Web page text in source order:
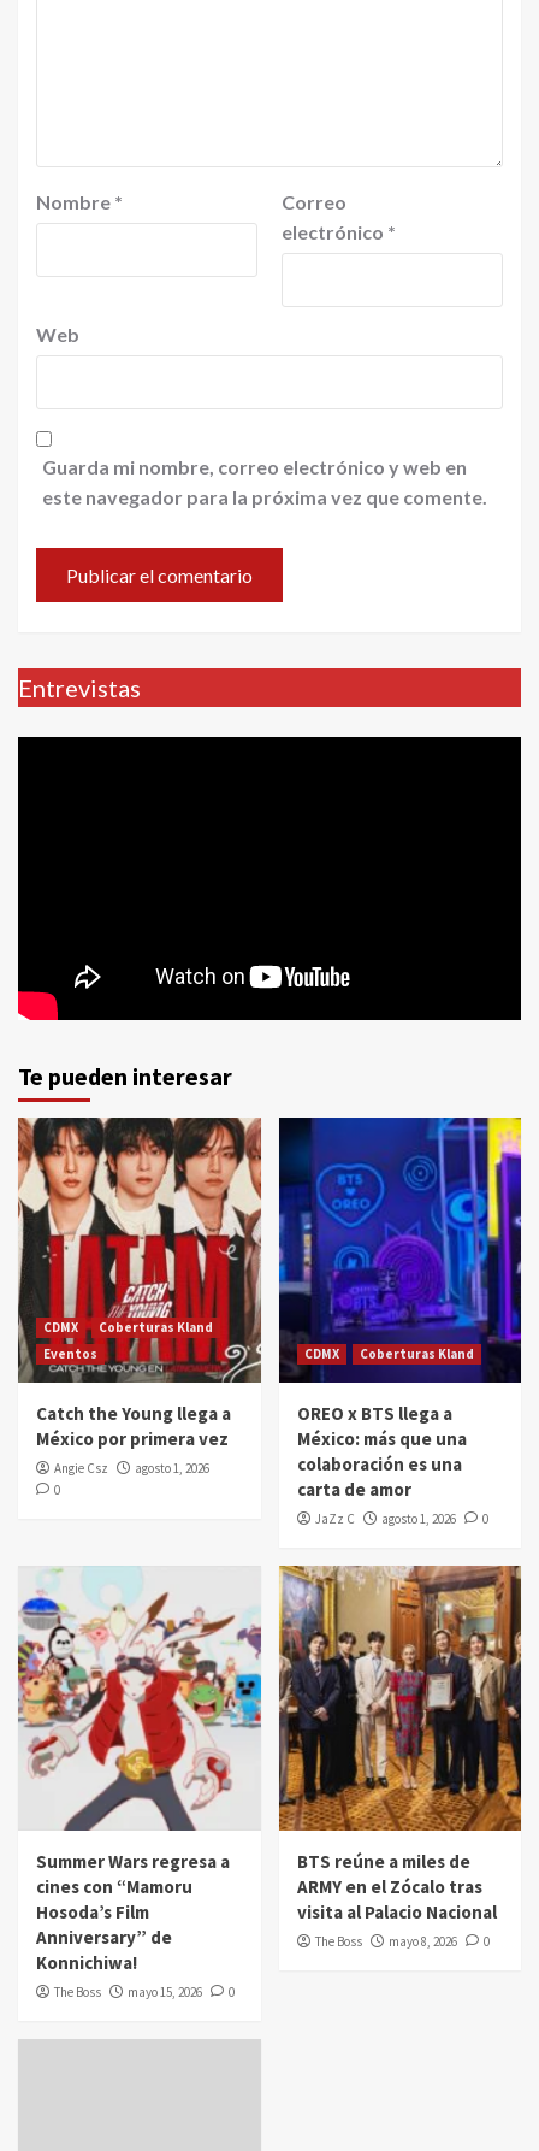
Nombre *
Correo
electrónico *
Web
Guarda mi nombre, correo electrónico y web en
este navegador para la próxima vez que comente.
Entrevistas
Te pueden interesar
CDMX
Coberturas Kland
Eventos
Catch the Young llega a
México por primera vez
Angie Csz
agosto 1, 2026
0
CDMX Coberturas Kland
OREO x BTS llega a
México: más que una
colaboración es una
carta de amor
JaZz C agosto 1, 2026 0
Summer Wars regresa a
cines con “Mamoru
Hosoda’s Film
Anniversary” de
Konnichiwa!
The Boss mayo 15, 2026 0
BTS reúne a miles de
ARMY en el Zócalo tras
visita al Palacio Nacional
The Boss mayo 8, 2026 0